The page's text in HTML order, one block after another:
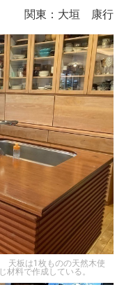
関東：大垣 康行
板は1枚ものの天然木使
料で作成している。